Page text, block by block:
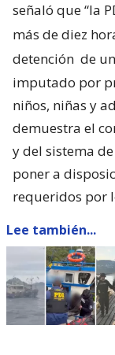
señaló que “la
más de diez
detención de
imputado por
niños, niñas y
demuestra el
y del sistema
poner a
requeridos por
Lee también...